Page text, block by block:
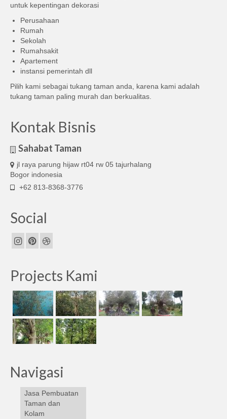
untuk kepentingan dekorasi
Perusahaan
Rumah
Sekolah
Rumahsakit
Apartement
instansi pemerintah dll
Pilih kami sebagai tukang taman anda, karena kami adalah
tukang taman paling murah dan berkualitas.
Kontak Bisnis
Sahabat Taman
jl raya parung hijaw rt04 rw 05 tajurhalang
Bogor indonesia
+62 813-8368-3776
Social
Projects Kami
Navigasi
Jasa Pembuatan
Taman dan
Kolam